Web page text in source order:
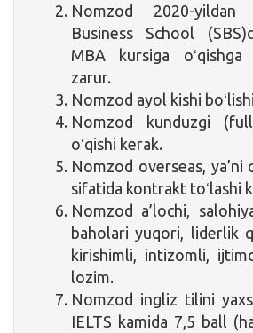
Nomzod 2020-yildan
Business School
MBA kursiga oʻqishga
zarur.
Nomzod ayol kishi
Nomzod kunduzgi
oʻqishi kerak.
Nomzod overseas, ya’ni
sifatida kontrakt toʻlashi
Nomzod a’lochi,
baholari yuqori, liderlik
kirishimli, intizomli,
lozim.
Nomzod ingliz tilini
IELTS kamida 7,5 ball